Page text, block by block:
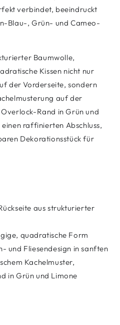
verbindet, beeindruckt
Blau-, Grün- und Cameo-
Baumwolle,
Kissen nicht nur
der Vorderseite, sondern
auf der
Rand in Grün und
raffinierten Abschluss,
Dekorationsstück für
aus strukturierter
quadratische Form
und Fliesendesign in sanften
Kachelmuster,
in Grün und Limone